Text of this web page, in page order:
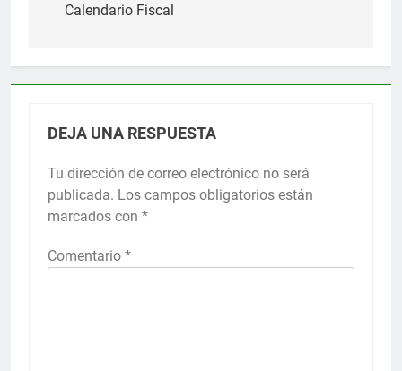
deCalendario Fiscal
DEJA UNA RESPUESTA
Tu dirección de correo electrónico no será
publicada. Los campos obligatorios están
marcados con *
Comentario *